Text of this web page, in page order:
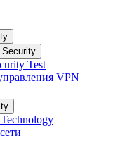
Security
Test
VPN